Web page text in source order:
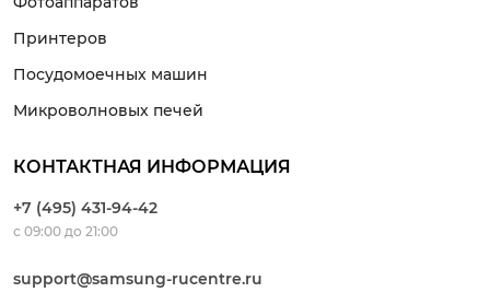
Принтеров
Посудомоечных машин
Микроволновых печей
КОНТАКТНАЯ ИНФОРМАЦИЯ
+7 (495) 431-94-42
с 09:00 до 21:00
support@samsung-rucentre.ru